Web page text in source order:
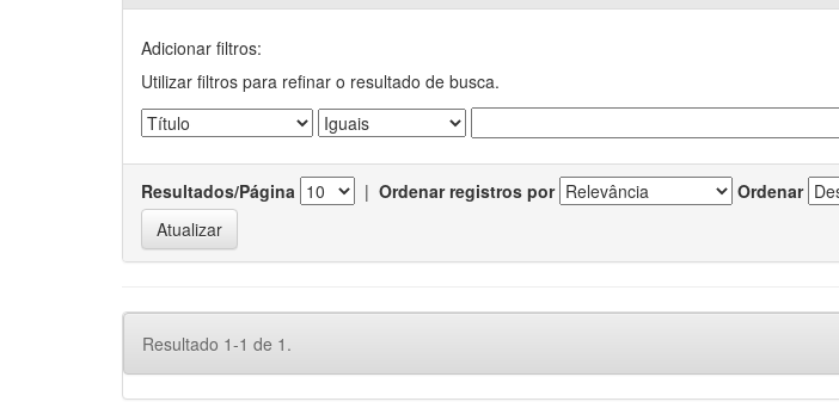
Adicionar filtros:
Utilizar filtros para refinar o resultado de busca.
Resultados/Página | Ordenar registros por Ordenar
Resultado 1-1 de 1.